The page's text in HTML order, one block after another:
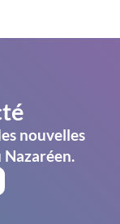
nouvelles